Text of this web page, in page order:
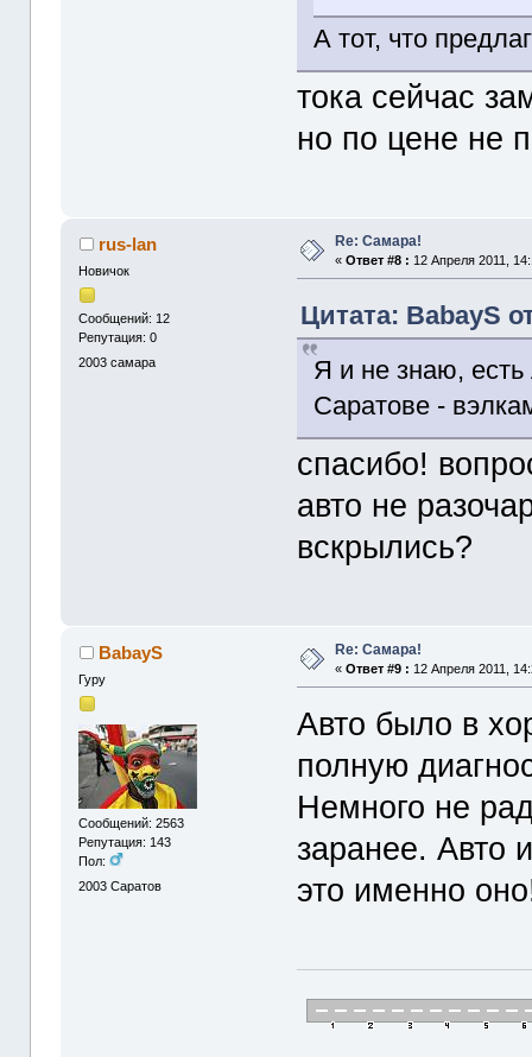
А тот, что
тока сейчас
но по цене не
rus-lan
Новичок
Сообщений: 12
Репутация: 0
2003 самара
Re: Cамара!
«Ответ #8 : 12 Апреля 2011,
Цитата: BabayS
Я и не знаю, есть
Саратове -
спасибо!
авто не
вскрылись?
BabayS
Гуру
Сообщений: 2563
Репутация: 143
Пол:
2003 Саратов
Re: Cамара!
«Ответ #9 : 12 Апреля 2011,
Авто было в
полную
Немного не
заранее. Авто
это именно